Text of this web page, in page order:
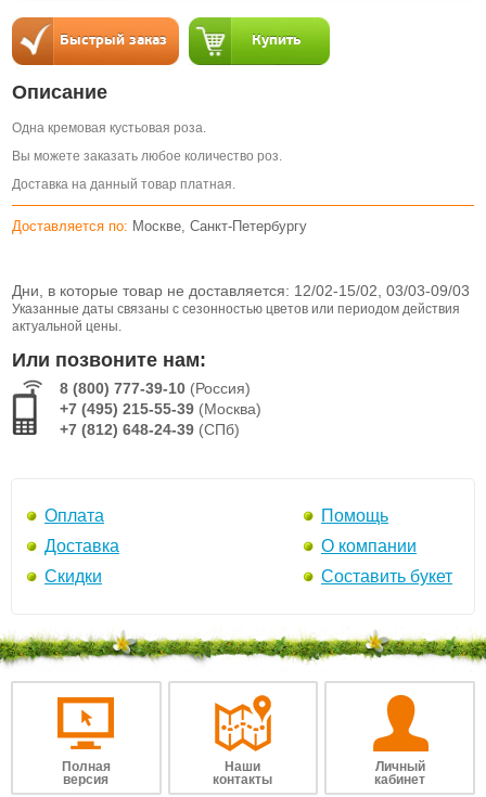
Описание
Одна кремовая кустьовая роза.
Вы можете заказать любое количество роз.
Доставка на данный товар платная.
Доставляется по: Москве, Санкт-Петербургу
Дни, в которые товар не доставляется: 12/02-15/02, 03/03-09/03
Указанные даты связаны с сезонностью цветов или периодом действия
актуальной цены.
Или позвоните нам:
8 (800) 777-39-10 (Россия)
+7 (495) 215-55-39 (Москва)
+7 (812) 648-24-39 (СПб)
Оплата
Доставка
Скидки
Помощь
О компании
Составить букет
Полная
версия
Наши
контакты
Личный
кабинет